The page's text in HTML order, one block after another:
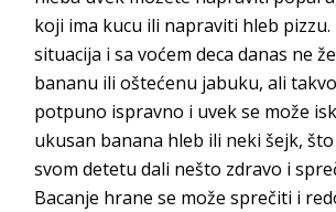
koji ima kucu ili napraviti hleb pizzu.
situacija i sa voćem deca danas ne
bananu ili oštećenu jabuku, ali
potpuno ispravno i uvek se može
ukusan banana hleb ili neki šejk,
svom detetu dali nešto zdravo i
Bacanje hrane se može sprečiti i